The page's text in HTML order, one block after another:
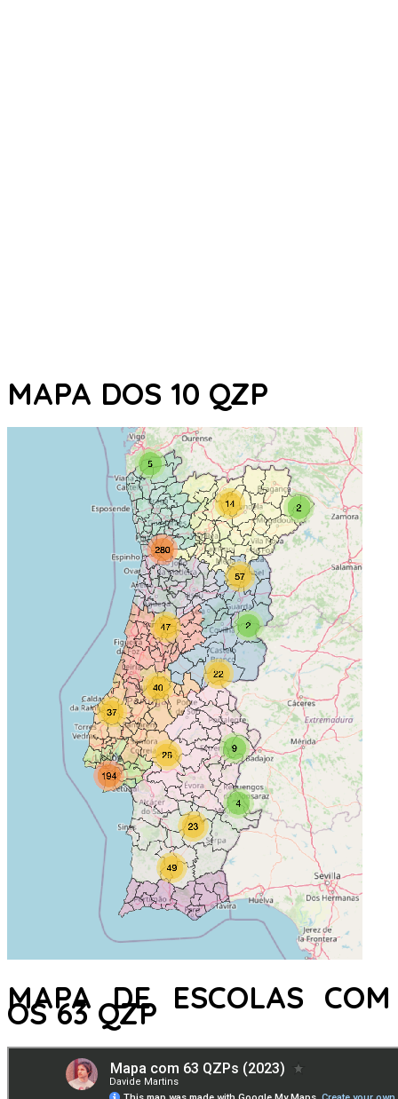
MAPA DOS 10 QZP
MAPA DE ESCOLAS COM
OS 63 QZP